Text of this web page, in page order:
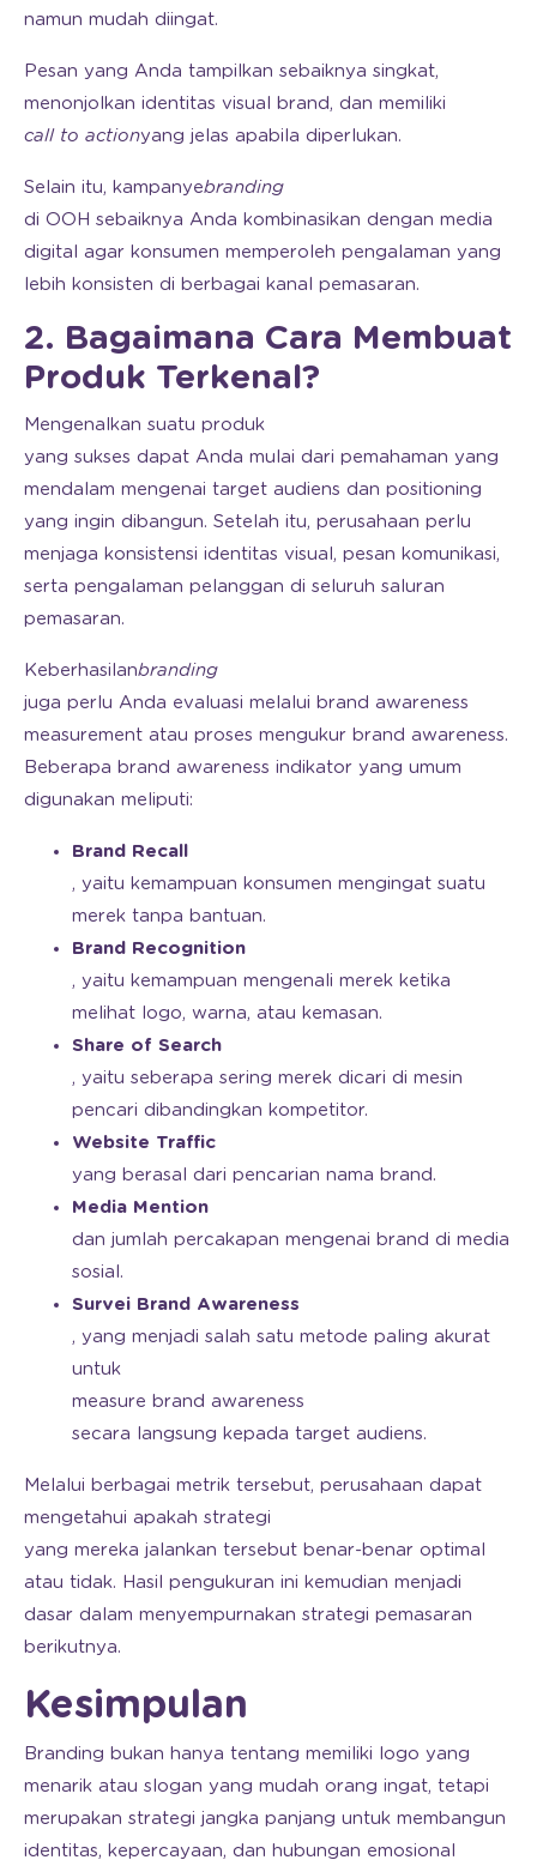
namun mudah diingat.
Pesan yang Anda tampilkan sebaiknya singkat,
menonjolkan identitas visual brand, dan memiliki
call to actionyang jelas apabila diperlukan.
Selain itu, kampanyebranding
di OOH sebaiknya Anda kombinasikan dengan media
digital agar konsumen memperoleh pengalaman yang
lebih konsisten di berbagai kanal pemasaran.
2. Bagaimana Cara Membuat
Produk Terkenal?
Mengenalkan suatu produk
yang sukses dapat Anda mulai dari pemahaman yang
mendalam mengenai target audiens dan positioning
yang ingin dibangun. Setelah itu, perusahaan perlu
menjaga konsistensi identitas visual, pesan komunikasi,
serta pengalaman pelanggan di seluruh saluran
pemasaran.
Keberhasilanbranding
juga perlu Anda evaluasi melalui brand awareness
measurement atau proses mengukur brand awareness.
Beberapa brand awareness indikator yang umum
digunakan meliputi:
Brand Recall
, yaitu kemampuan konsumen mengingat suatu
merek tanpa bantuan.
Brand Recognition
, yaitu kemampuan mengenali merek ketika
melihat logo, warna, atau kemasan.
Share of Search
, yaitu seberapa sering merek dicari di mesin
pencari dibandingkan kompetitor.
Website Traffic
yang berasal dari pencarian nama brand.
Media Mention
dan jumlah percakapan mengenai brand di media
sosial.
Survei Brand Awareness
, yang menjadi salah satu metode paling akurat
untuk
measure brand awareness
secara langsung kepada target audiens.
Melalui berbagai metrik tersebut, perusahaan dapat
mengetahui apakah strategi
yang mereka jalankan tersebut benar-benar optimal
atau tidak. Hasil pengukuran ini kemudian menjadi
dasar dalam menyempurnakan strategi pemasaran
berikutnya.
Kesimpulan
Branding bukan hanya tentang memiliki logo yang
menarik atau slogan yang mudah orang ingat, tetapi
merupakan strategi jangka panjang untuk membangun
identitas, kepercayaan, dan hubungan emosional